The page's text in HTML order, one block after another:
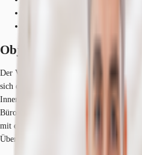
Objekt
Der Victoria-Turm ist das
sich durch die unmittelbare Nähe zum
Innenstadt. Derzeit stehen im 97 Meter
Bürofläche mit einem überragenden
mit dem Vermieter kann die Fläche nach
Überzeugen Sie sich selbst durch einen